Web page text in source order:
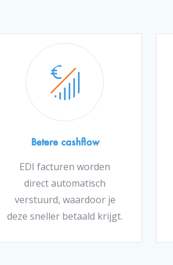
Betere cashflow
EDI facturen worden
direct automatisch
verstuurd, waardoor je
deze sneller betaald krijgt.